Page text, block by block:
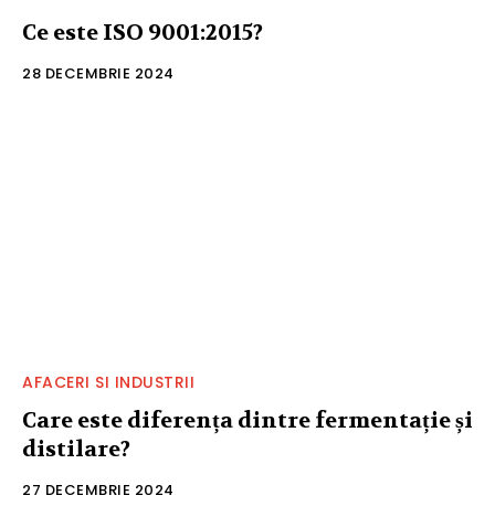
Ce este ISO 9001:2015?
28 DECEMBRIE 2024
AFACERI SI INDUSTRII
Care este diferența dintre fermentație și
distilare?
27 DECEMBRIE 2024